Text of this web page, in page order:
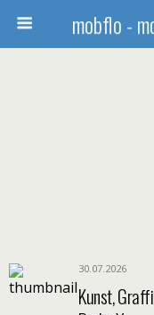
mobflo -
30.07.2026
Kunst,